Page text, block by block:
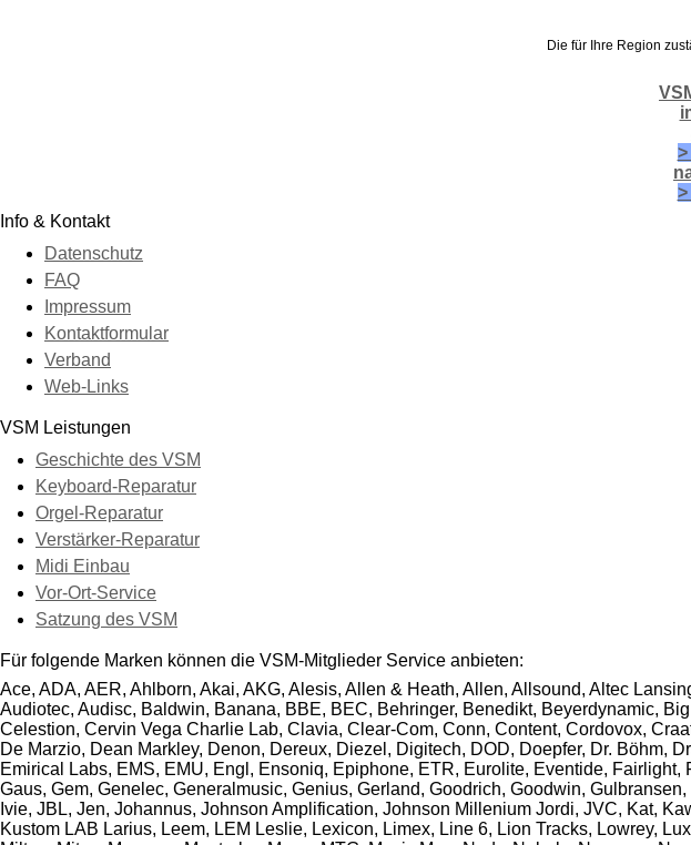
Die für Ihre Region
Info & Kontakt
Datenschutz
FAQ
Impressum
Kontaktformular
Verband
Web-Links
VSM Leistungen
Geschichte des VSM
Keyboard-Reparatur
Orgel-Reparatur
Verstärker-Reparatur
Midi Einbau
Vor-Ort-Service
Satzung des VSM
Für folgende Marken können die VSM-Mitglieder Service anbieten:
Ace, ADA, AER, Ahlborn, Akai, AKG, Alesis, Allen & Heath, Allen, Allsound, Altec
Audiotec, Audisc, Baldwin, Banana, BBE, BEC, Behringer, Benedikt, Beyerdynamic,
Celestion, Cervin Vega Charlie Lab, Clavia, Clear-Com, Conn, Content, Cordovox,
De Marzio, Dean Markley, Denon, Dereux, Diezel, Digitech, DOD, Doepfer, Dr. Böhm,
Emirical Labs, EMS, EMU, Engl, Ensoniq, Epiphone, ETR, Eurolite, Eventide,
Gaus, Gem, Genelec, Generalmusic, Genius, Gerland, Goodrich, Goodwin,
Ivie, JBL, Jen, Johannus, Johnson Amplification, Johnson Millenium Jordi, JVC, Kat,
Kustom LAB Larius, Leem, LEM Leslie, Lexicon, Limex, Line 6, Lion Tracks, Lowrey,